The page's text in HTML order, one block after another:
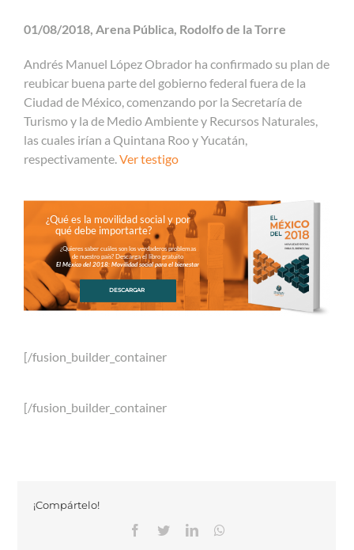
01/08/2018, Arena Pública, Rodolfo de la Torre
Andrés Manuel López Obrador ha confirmado su plan de
reubicar buena parte del gobierno federal fuera de la
Ciudad de México, comenzando por la Secretaría de
Turismo y la de Medio Ambiente y Recursos Naturales,
las cuales irían a Quintana Roo y Yucatán,
respectivamente.Ver testigo
¿Qué es la movilidad social y por
qué debe importarte?
¿Quieres saber cuáles son los verdaderos problemas
de nuestro país? Descarga el libro gratuito
El México del 2018: Movilidad social para el bienestar
DESCARGAR
[/fusion_builder_container
[/fusion_builder_container
¡Compártelo!
Facebook
TwitterLinkedinWhatsapp